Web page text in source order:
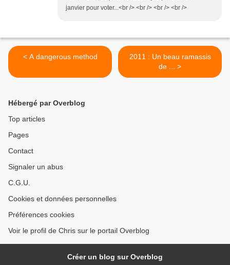
janvier pour voter...<br /> <br /> <br /> <br />
< A dangerous method
2011 : Un beau ramassis
de ... >
Hébergé par Overblog
Top articles
Pages
Contact
Signaler un abus
C.G.U.
Cookies et données personnelles
Préférences cookies
Voir le profil de Chris sur le portail Overblog
Créer un blog sur Overblog